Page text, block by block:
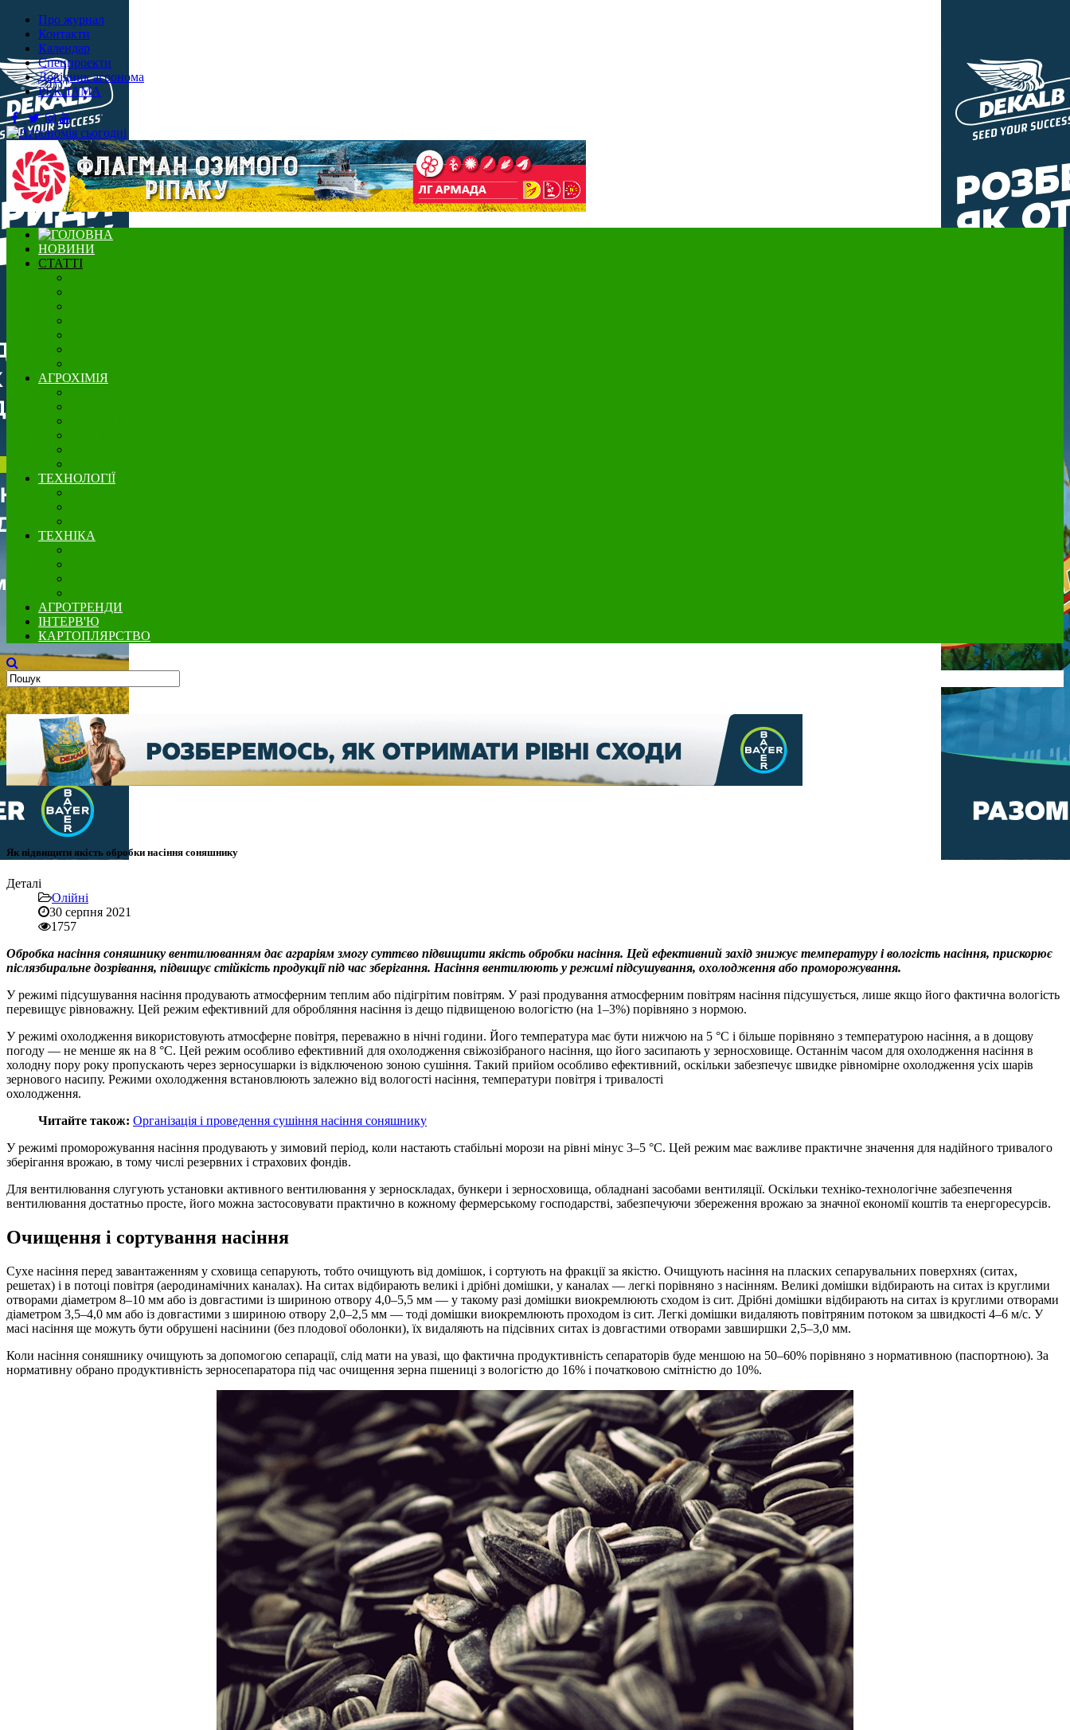
Про журнал
Контакти
Календар
Спецпроекти
Довідник агронома
РЕКЛАМА
НОВИНИ
СТАТТІ
АГРОХІМІЯ
ТЕХНОЛОГІЇ
ТЕХНІКА
АГРОТРЕНДИ
ІНТЕРВ'Ю
КАРТОПЛЯРСТВО
Як підвищити якість обробки насіння соняшнику
Деталі
Олійні
30 серпня 2021
1757
Обробка насіння соняшнику вентилюванням дає аграріям змогу суттєво підвищити якість обробки насіння. Цей ефективний захід знижує температуру і вологість насіння, прискорює
післязбиральне дозрівання, підвищує стійкість продукції під час зберігання. Насіння вентилюють у режимі підсушування, охолодження або проморожування.
У режимі підсушування насіння продувають атмосферним теплим або підігрітим повітрям. У разі продування атмосферним повітрям насіння підсушується, лише якщо його фактична вологість
перевищує рівноважну. Цей режим ефективний для обробляння насіння із дещо підвищеною вологістю (на 1–3%) порівняно з нормою.
У режимі охолодження використовують атмосферне повітря, переважно в нічні години. Його температура має бути нижчою на 5 °C і більше порівняно з температурою насіння, а в дощову
погоду — не менше як на 8 °C. Цей режим особливо ефективний для охолодження свіжозібраного насіння, що його засипають у зерносховище. Останнім часом для охолодження насіння в
холодну пору року пропускають через зерносушарки із відключеною зоною сушіння. Такий прийом особливо ефективний, оскільки забезпечує швидке рівномірне охолодження усіх шарів
зернового насипу. Режими охолодження встановлюють залежно від вологості насіння, температури повітря і тривалості
охолодження.
Читайте також: Організація і проведення сушіння насіння соняшнику
У режимі проморожування насіння продувають у зимовий період, коли настають стабільні морози на рівні мінус 3–5 °C. Цей режим має важливе практичне значення для надійного тривалого
зберігання врожаю, в тому числі резервних і страхових фондів.
Для вентилювання слугують установки активного вентилювання у зерноскладах, бункери і зерносховища, обладнані засобами вентиляції. Оскільки техніко-технологічне забезпечення
вентилювання достатньо просте, його можна застосовувати практично в кожному фермерському господарстві, забезпечуючи збереження врожаю за значної економії коштів та енергоресурсів.
Очищення і сортування насіння
Сухе насіння перед завантаженням у сховища сепарують, тобто очищують від домішок, і сортують на фракції за якістю. Очищують насіння на пласких сепарувальних поверхнях (ситах,
решетах) і в потоці повітря (аеродинамічних каналах). На ситах відбирають великі і дрібні домішки, у каналах — легкі порівняно з насінням. Великі домішки відбирають на ситах із круглими
отворами діаметром 8–10 мм або із довгастими із шириною отвору 4,0–5,5 мм — у такому разі домішки виокремлюють сходом із сит. Дрібні домішки відбирають на ситах із круглими отворами
діаметром 3,5–4,0 мм або із довгастими з шириною отвору 2,0–2,5 мм — тоді домішки виокремлюють проходом із сит. Легкі домішки видаляють повітряним потоком за швидкості 4–6 м/с. У
масі насіння ще можуть бути обрушені насінини (без плодової оболонки), їх видаляють на підсівних ситах із довгастими отворами завширшки 2,5–3,0 мм.
Коли насіння соняшнику очищують за допомогою сепарації, слід мати на увазі, що фактична продуктивність сепараторів буде меншою на 50–60% порівняно з нормативною (паспортною). За
нормативну обрано продуктивність зерносепаратора під час очищення зерна пшениці з вологістю до 16% і початковою смітністю до 10%.